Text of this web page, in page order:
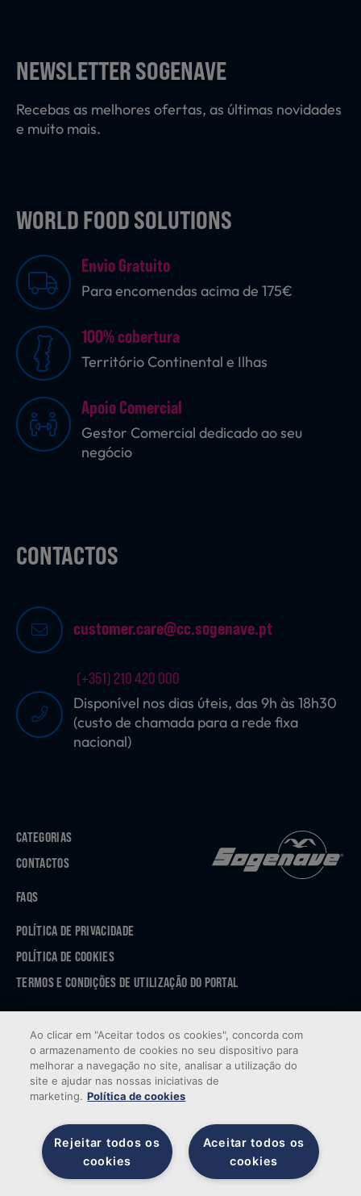
NEWSLETTER SOGENAVE
Recebas as melhores ofertas, as últimas novidades
e muito mais.
WORLD FOOD SOLUTIONS
Envio Gratuito
Para encomendas acima de 175€
100% cobertura
Território Continental e Ilhas
Apoio Comercial
Gestor Comercial dedicado ao seu
negócio
CONTACTOS
customer.care@cc.sogenave.pt
(+351) 210 420 000
Disponível nos dias úteis, das 9h às 18h30
(custo de chamada para a rede fixa
nacional)
CATEGORIAS
CONTACTOS
FAQS
POLÍTICA DE PRIVACIDADE
POLÍTICA DE COOKIES
TERMOS E CONDIÇÕES DE UTILIZAÇÃO DO PORTAL
APP STORE
GOOGLE PLAY
© 2026 Sogenave — Todos os direitos reservados. Desenvolvido porBrandability
Ao clicar em "Aceitar todos os cookies", concorda com
o armazenamento de cookies no seu dispositivo para
melhorar a navegação no site, analisar a utilização do
site e ajudar nas nossas iniciativas de
marketing. Política de cookies
Aceitar todos os
cookies
Rejeitar todos os
cookies